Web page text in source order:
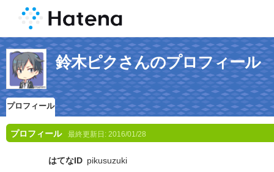
鈴木ピクさんのプロフィール
プロフィール
プロフィール 最終更新日: 2016/01/28
はてなID pikusuzuki